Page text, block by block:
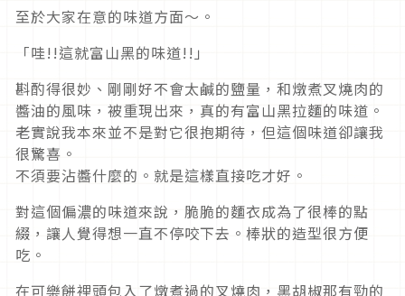
至於大家在意的味道方面～。
「哇!!這就富山黑的味道!!」
斟酌得很妙、剛剛好不會太鹹的鹽量，和燉煮叉燒肉的
醬油的風味，被重現出來，真的有富山黑拉麵的味道。
老實說我本來並不是對它很抱期待，但這個味道卻讓我
很驚喜。
不須要沾醬什麼的。就是這樣直接吃才好。
對這個偏濃的味道來說，脆脆的麵衣成為了很棒的點
綴，讓人覺得想一直不停咬下去。棒狀的造型很方便
吃。
在可樂餅裡頭包入了燉煮過的叉燒肉，黑胡椒那有勁的